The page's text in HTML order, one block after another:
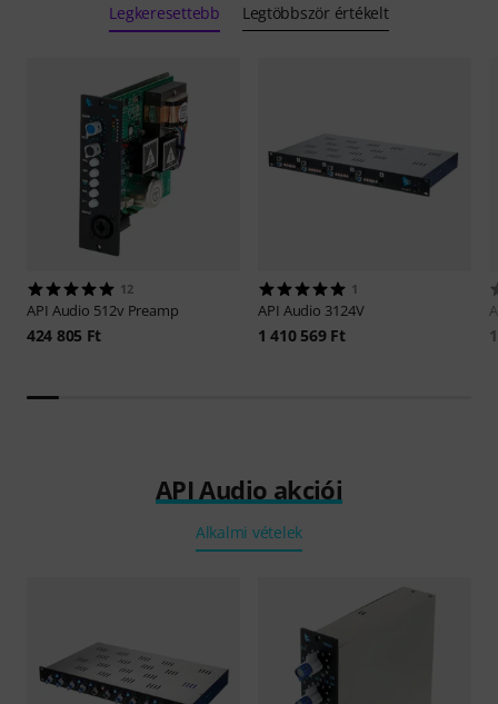
Legkeresettebb Legtöbbször értékelt
12
API Audio 512v Preamp
424 805 Ft
1
API Audio 3124V
1 410 569 Ft
API Audio akciói
Alkalmi vételek